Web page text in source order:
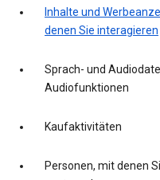
Inhalte und
denen Sie interagieren
Sprach- und
Audiofunktionen
Kaufaktivitäten
Personen, mit denen